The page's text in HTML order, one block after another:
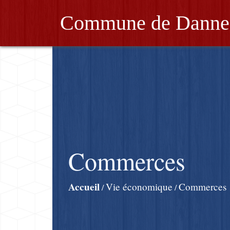
Commune de
Commerces
Accueil/Vie économique /Commerces